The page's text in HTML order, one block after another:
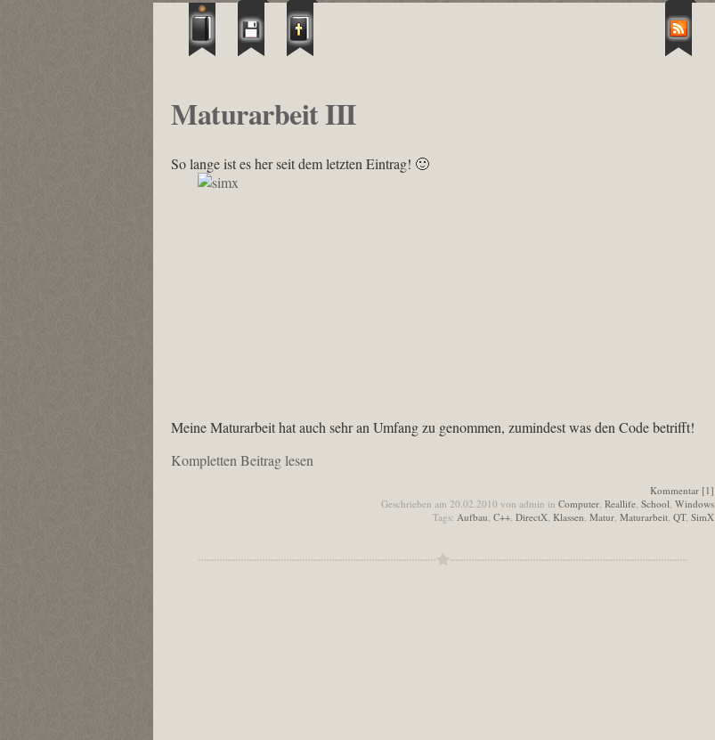
Maturarbeit III
So lange ist es her seit dem letzten Eintrag! 🙂
Meine Maturarbeit hat auch sehr an Umfang zu genommen, zumindest was den Code betrifft!
Kompletten Beitrag lesen
Kommentar [1]
Geschrieben am 20.02.2010 von admin in Computer Reallife School Windows
Tags: Aufbau C++ DirectX Klassen Matur Maturarbeit QT, SimX